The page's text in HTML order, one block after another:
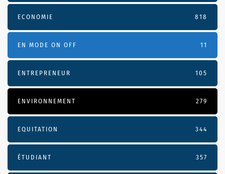
ECONOMIE 818
EN MODE ON OFF 11
ENTREPRENEUR 105
ENVIRONNEMENT 279
EQUITATION 344
ÉTUDIANT 357